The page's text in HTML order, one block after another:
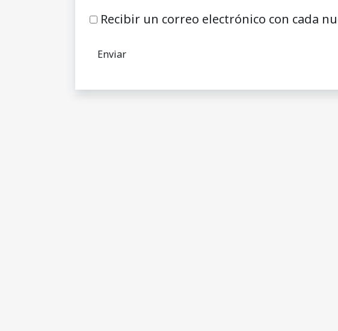
Recibir un correo electrónico con cada